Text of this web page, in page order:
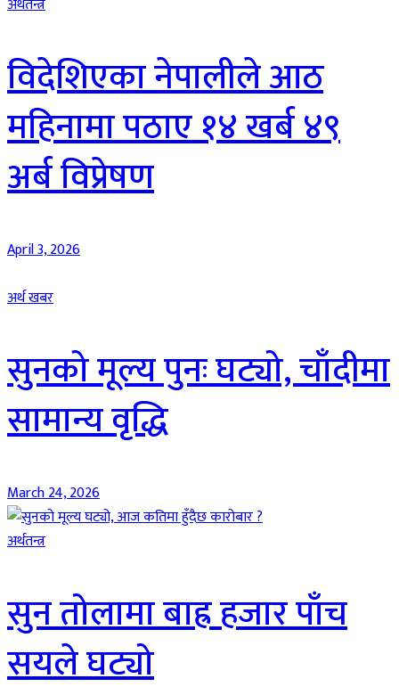
अर्थतन्त्र
विदेशिएका नेपालीले आठ
महिनामा पठाए १४ खर्ब ४९
अर्ब विप्रेषण
April 3, 2026
अर्थ खबर
सुनको मूल्य पुनः घट्यो, चाँदीमा
सामान्य वृद्धि
March 24, 2026
अर्थतन्त्र
सुन तोलामा बाह्र हजार पाँच
सयले घट्यो